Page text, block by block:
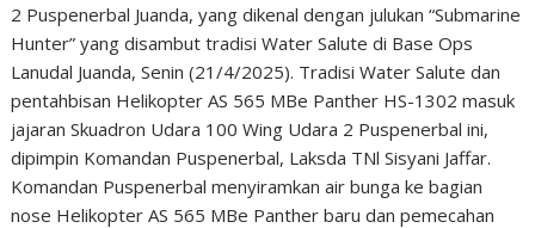
2 Puspenerbal Juanda, yang dikenal dengan julukan “Submarine
Hunter” yang disambut tradisi Water Salute di Base Ops
Lanudal Juanda, Senin (21/4/2025). Tradisi Water Salute dan
pentahbisan Helikopter AS 565 MBe Panther HS-1302 masuk
jajaran Skuadron Udara 100 Wing Udara 2 Puspenerbal ini,
dipimpin Komandan Puspenerbal, Laksda TNl Sisyani Jaffar.
Komandan Puspenerbal menyiramkan air bunga ke bagian
nose Helikopter AS 565 MBe Panther baru dan pemecahan